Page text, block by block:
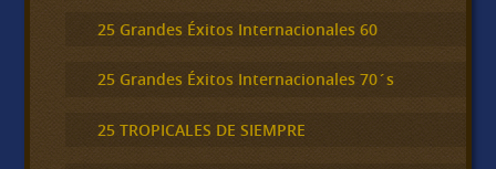
25 Grandes Éxitos Internacionales 60
25 Grandes Éxitos Internacionales 70´s
25 TROPICALES DE SIEMPRE